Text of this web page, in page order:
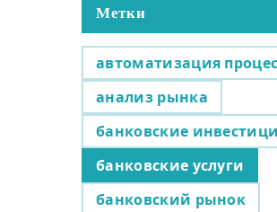
Метки
автоматизация
анализ рынка
банковские
банковские услуги
банковский рынок